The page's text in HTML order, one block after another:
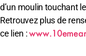
d’un moulin touchant
Retrouvez plus de
ce lien :